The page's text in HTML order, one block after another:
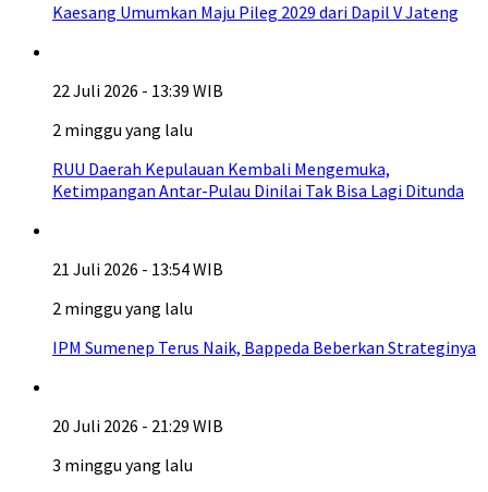
Kaesang Umumkan Maju Pileg 2029 dari Dapil V Jateng
22 Juli 2026 - 13:39 WIB
2 minggu yang lalu
RUU Daerah Kepulauan Kembali Mengemuka,
Ketimpangan Antar-Pulau Dinilai Tak Bisa Lagi Ditunda
21 Juli 2026 - 13:54 WIB
2 minggu yang lalu
IPM Sumenep Terus Naik, Bappeda Beberkan Strateginya
20 Juli 2026 - 21:29 WIB
3 minggu yang lalu